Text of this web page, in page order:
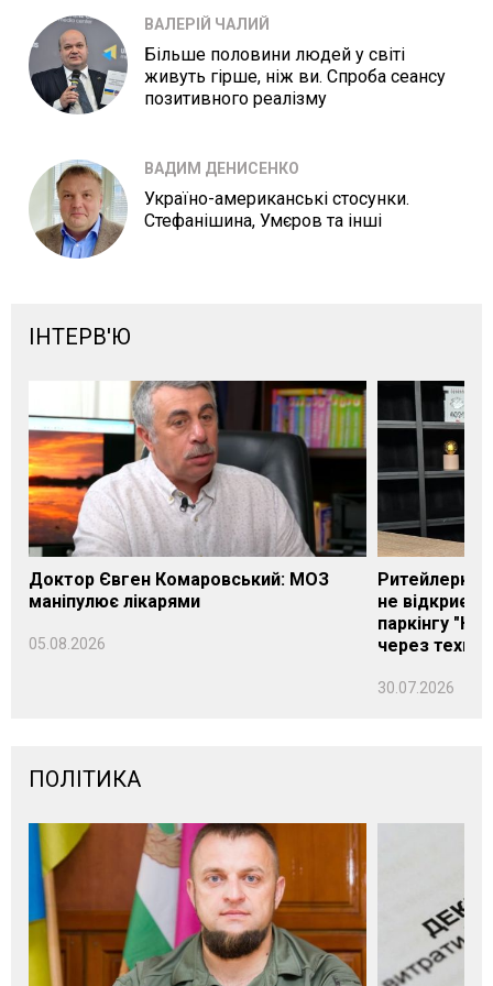
ВАЛЕРІЙ ЧАЛИЙ
Більше половини людей у світі
живуть гірше, ніж ви. Спроба сеансу
позитивного реалізму
ВАДИМ ДЕНИСЕНКО
Україно-американські стосунки.
Стефанішина, Умєров та інші
ІНТЕРВ'Ю
Доктор Євген Комаровський: МОЗ
маніпулює лікарями
05.08.2026
Ритейлерка
не
паркінгу
через
30.07.2026
ПОЛІТИКА